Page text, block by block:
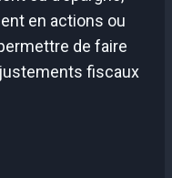
en actions ou
de faire
fiscaux